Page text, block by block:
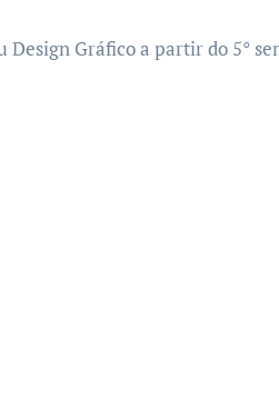
Gráfico a partir do 5°